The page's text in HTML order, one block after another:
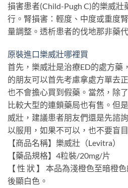
損害患者(Child-Pugh C)的樂威壯
行。腎損害：輕度、中度或重度
量調整。透析患者的伐地那非藥
原裝進口樂威壯哪裡買
首先，樂威壯是治療ED的處方藥
的朋友可以首先考慮拿處方單去
也不會擔心買到假藥。當然，除
比較大型的連鎖藥局也有售。但
威壯，建議患者朋友們還是先諮
以服用，如果不可以，也不要盲
【商品名稱】樂威壯（Levitra）
【藥品規格】4粒裝/20mg/片
【 性 狀 】 本品為淺橙色至暗橙
後顯白色。